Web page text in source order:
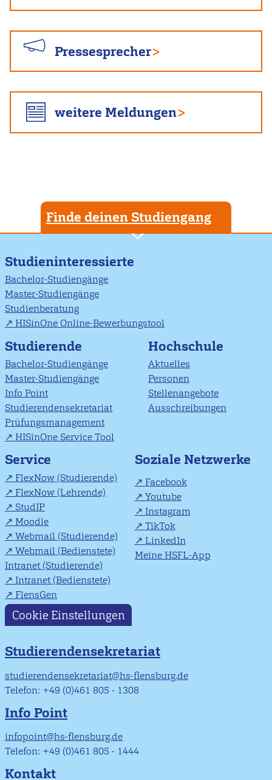
Pressesprecher
weitere Meldungen
Finde deinen Studiengang
Studieninteressierte
Bachelor-Studiengänge
Master-Studiengänge
Studienberatung
HISinOne Online-Bewerbungstool
Studierende
Bachelor-Studiengänge
Master-Studiengänge
Info Point
Studierendensekretariat
Prüfungsmanagement
HISinOne Service Tool
Hochschule
Aktuelles
Personen
Stellenangebote
Ausschreibungen
Service
FlexNow (Studierende)
FlexNow (Lehrende)
StudIP
Moodle
Webmail (Studierende)
Webmail (Bedienstete)
Intranet (Studierende)
Intranet (Bedienstete)
FlensGen
Soziale Netzwerke
Facebook
Youtube
Instagram
TikTok
LinkedIn
Meine HSFL-App
Cookie Einstellungen
Studierendensekretariat
studierendensekretariat@hs-flensburg.de
Telefon: +49 (0)461 805 - 1308
Info Point
infopoint@hs-flensburg.de
Telefon: +49 (0)461 805 - 1444
Kontakt